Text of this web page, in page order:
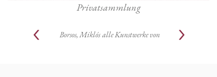
Privatsammlung
Borsos, Miklós alle Kunstwerke von